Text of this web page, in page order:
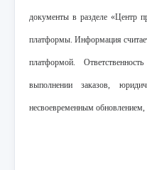
документы в разделе «Центр
платформы. Информация
платформой.
выполнении заказов,
несвоевременным обновлением,